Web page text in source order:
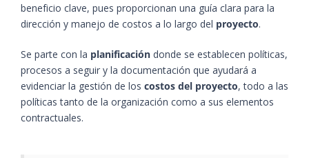
beneficio clave, pues proporcionan una guía clara para la
dirección y manejo de costos a lo largo del proyecto.
Se parte con la planificación donde se establecen políticas,
procesos a seguir y la documentación que ayudará a
evidenciar la gestión de los costos del proyecto, todo a las
políticas tanto de la organización como a sus elementos
contractuales.